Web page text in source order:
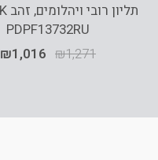
PDPF13732RU
₪1,271
₪1,016